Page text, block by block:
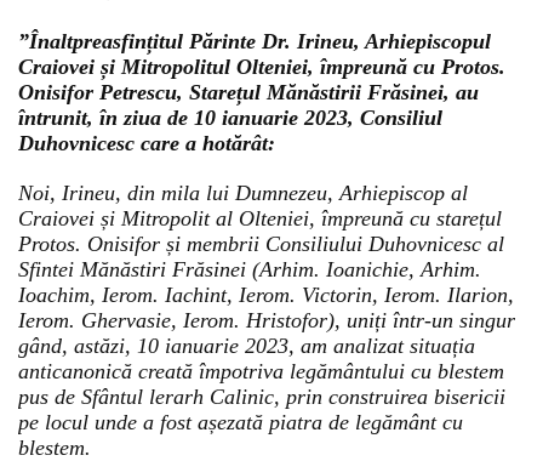
”Înaltpreasfințitul Părinte Dr. Irineu, Arhiepiscopul
Craiovei și Mitropolitul Olteniei, împreună cu Protos.
Onisifor Petrescu, Starețul Mănăstirii Frăsinei, au
întrunit, în ziua de 10 ianuarie 2023, Consiliul
Duhovnicesc care a hotărât:
Noi, Irineu, din mila lui Dumnezeu, Arhiepiscop al
Craiovei și Mitropolit al Olteniei, împreună cu starețul
Protos. Onisifor și membrii Consiliului Duhovnicesc al
Sfintei Mănăstiri Frăsinei (Arhim. Ioanichie, Arhim.
Ioachim, Ierom. Iachint, Ierom. Victorin, Ierom. Ilarion,
Ierom. Ghervasie, Ierom. Hristofor), uniți într-un singur
gând, astăzi, 10 ianuarie 2023, am analizat situația
anticanonică creată împotriva legământului cu blestem
pus de Sfântul lerarh Calinic, prin construirea bisericii
pe locul unde a fost așezată piatra de legământ cu
blestem.